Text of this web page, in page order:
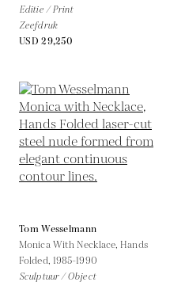
Editie / Print
Zeefdruk
USD 29,250
Tom Wesselmann
Monica With Necklace, Hands
Folded, 1985-1990
Sculptuur / Object